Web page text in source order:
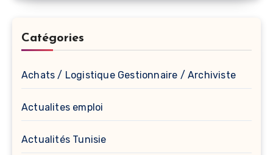
Catégories
Achats / Logistique Gestionnaire / Archiviste
Actualites emploi
Actualités Tunisie